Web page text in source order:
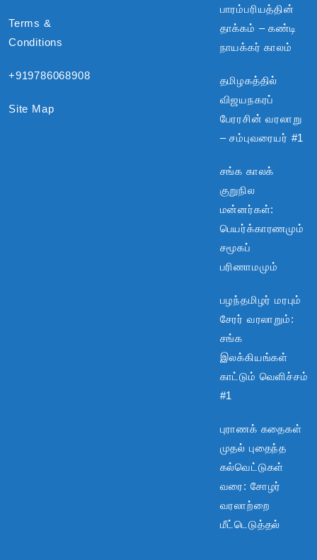
Terms &
Conditions
+919786068908
Site Map
பாரம்பரியத்தின்
தாக்கம் – கண்டி
நாயக்கர் காலம்
தமிழகத்தில்
விஜயநகரப்
பேரரசின் வரலாறு
– சம்புவரையர் #1
சங்க காலக்
குறுநில
மன்னர்கள்:
பெயர்க்காரணமும்
சமூகப்
பரிணாமமும்
பழந்தமிழர் மரபும்
சேரர் வரலாறும்:
சங்க
இலக்கியங்கள்
காட்டும் வெளிச்சம்
#1
புராணக் கதைகள்
முதல் புதைந்த
கல்வெட்டுகள்
வரை: சோழர்
வரலாற்றை
மீட்டெடுத்தல்